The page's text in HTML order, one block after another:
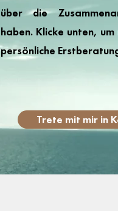
über die
haben. Klicke unten,
persönliche
Trete mit mir in